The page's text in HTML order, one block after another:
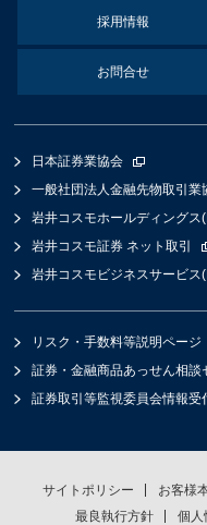
採用情報
お問合せ
日本証券業協会
一般社団法人金融先物取引業
岩井コスモホールディングス
岩井コスモ証券 ネット取引
岩井コスモビジネスサービス
リスク・手数料等説明ページ
証券・金融商品あっせん相談
証券取引等監視委員会情報受
サイトポリシー お客様
最良執行方針
個人